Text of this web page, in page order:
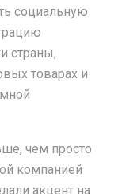
социальную
страны,
товарах и
чем просто
компанией
акцент на